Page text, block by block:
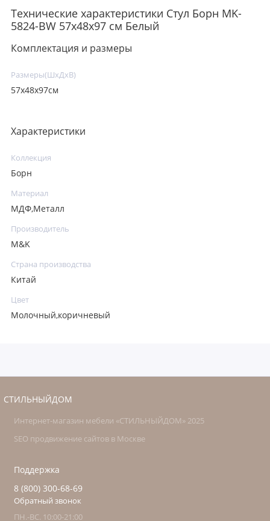
Технические характеристики Стул Борн MK-
5824-BW 57х48х97 см Белый
Комплектация и размеры
Размеры(ШхДхВ)
57х48х97см
Характеристики
Коллекция
Борн
Материал
МДФ,Металл
Производитель
M&K
Страна производства
Китай
Цвет
Молочный,коричневый
СТИЛЬНЫЙДОМ
Интернет-магазин мебели «СТИЛЬНЫЙДОМ» 2025
SEO продвижение сайтов в Москве
Поддержка
8 (800) 300-68-69
Обратный звонок
ПН.-ВС. 10:00-21:00